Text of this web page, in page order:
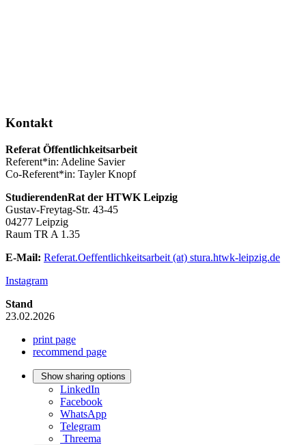
Kontakt
Referat Öffentlichkeitsarbeit
Referent*in: Adeline Savier
Co-Referent*in: Tayler Knopf
StudierendenRat der HTWK Leipzig
Gustav-Freytag-Str. 43-45
04277 Leipzig
Raum TR A 1.35
E-Mail: Referat.Oeffentlichkeitsarbeit (at) stura.htwk-leipzig.de
Instagram
Stand
23.02.2026
print page
recommend page
Show sharing options
LinkedIn
Facebook
WhatsApp
Telegram
Threema